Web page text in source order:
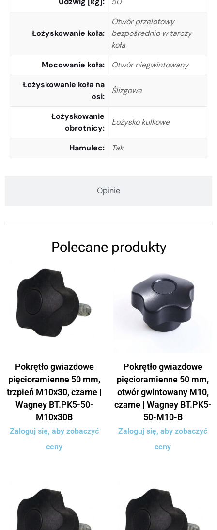
Opinie
Łożyskowanie koła
Otwór przelotowy
bezpośrednio w tarczy
koła
Mocowanie koła
Otwór niegwintowany
Łożyskowanie koła na
osi
Ślizgowe
Łożyskowanie
obrotnicy
Łożysko kulkowe
Hamulec Tak
Polecane produkty
Pokrętło gwiazdowe
pięcioramienne 50 mm,
trzpień M10x30, czarne |
Wagney BT.PK5-50-
M10x30B
Zaloguj się, aby zobaczyć
ceny
Pokrętło gwiazdowe
pięcioramienne 50 mm,
otwór gwintowany M10,
czarne | Wagney BT.PK5-
50-M10-B
Zaloguj się, aby zobaczyć
ceny